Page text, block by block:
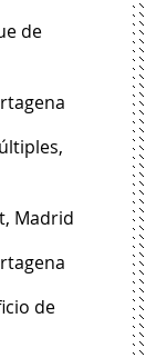
de
Madrid
de